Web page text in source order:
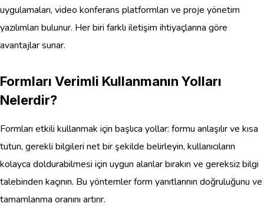
uygulamaları, video konferans platformları ve proje yönetim
yazılımları bulunur. Her biri farklı iletişim ihtiyaçlarına göre
avantajlar sunar.
Formları Verimli Kullanmanın Yolları
Nelerdir?
Formları etkili kullanmak için başlıca yollar: formu anlaşılır ve kısa
tutun, gerekli bilgileri net bir şekilde belirleyin, kullanıcıların
kolayca doldurabilmesi için uygun alanlar bırakın ve gereksiz bilgi
talebinden kaçının. Bu yöntemler form yanıtlarının doğruluğunu ve
tamamlanma oranını artırır.